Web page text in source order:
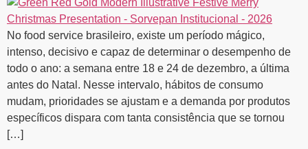
No food service brasileiro, existe um período mágico,
intenso, decisivo e capaz de determinar o desempenho de
todo o ano: a semana entre 18 e 24 de dezembro, a última
antes do Natal. Nesse intervalo, hábitos de consumo
mudam, prioridades se ajustam e a demanda por produtos
específicos dispara com tanta consistência que se tornou
[…]